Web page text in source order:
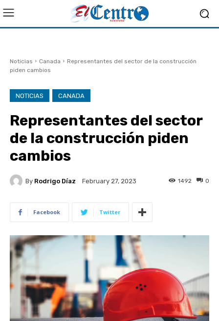
Noticias Canada
Representantes del sector de la construcción
piden cambios
NOTICIAS CANADA
Representantes del sector
de la construcción piden
cambios
By Rodrigo Díaz February 27, 2023 0
1492
Facebook Twitter